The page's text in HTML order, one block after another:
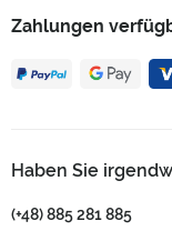
Zahlungen
Haben Sie
(+48) 885 281 885